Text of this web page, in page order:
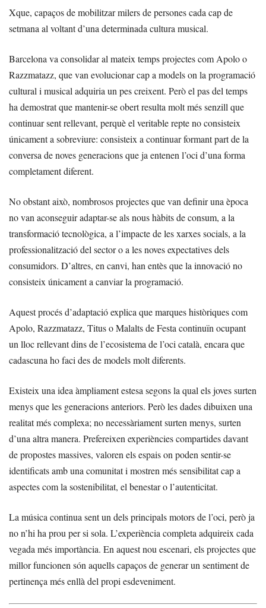
Xque, capaços de mobilitzar milers de persones cada cap de
setmana al voltant d’una determinada cultura musical.
Barcelona va consolidar al mateix temps projectes com Apolo o
Razzmatazz, que van evolucionar cap a models on la programació
cultural i musical adquiria un pes creixent. Però el pas del temps
ha demostrat que mantenir-se obert resulta molt més senzill que
continuar sent rellevant, perquè el veritable repte no consisteix
únicament a sobreviure: consisteix a continuar formant part de la
conversa de noves generacions que ja entenen l’oci d’una forma
completament diferent.
No obstant això, nombrosos projectes que van definir una època
no van aconseguir adaptar-se als nous hàbits de consum, a la
transformació tecnològica, a l’impacte de les xarxes socials, a la
professionalització del sector o a les noves expectatives dels
consumidors. D’altres, en canvi, han entès que la innovació no
consisteix únicament a canviar la programació.
Aquest procés d’adaptació explica que marques històriques com
Apolo, Razzmatazz, Titus o Malalts de Festa continuïn ocupant
un lloc rellevant dins de l’ecosistema de l’oci català, encara que
cadascuna ho faci des de models molt diferents.
Existeix una idea àmpliament estesa segons la qual els joves surten
menys que les generacions anteriors. Però les dades dibuixen una
realitat més complexa; no necessàriament surten menys, surten
d’una altra manera. Prefereixen experiències compartides davant
de propostes massives, valoren els espais on poden sentir-se
identificats amb una comunitat i mostren més sensibilitat cap a
aspectes com la sostenibilitat, el benestar o l’autenticitat.
La música continua sent un dels principals motors de l’oci, però ja
no n’hi ha prou per si sola. L’experiència completa adquireix cada
vegada més importància. En aquest nou escenari, els projectes que
millor funcionen són aquells capaços de generar un sentiment de
pertinença més enllà del propi esdeveniment.